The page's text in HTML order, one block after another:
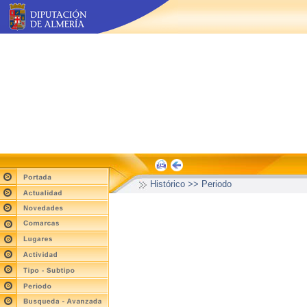
Histórico >> Periodo